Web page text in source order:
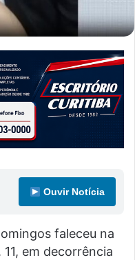
Ouvir Notícia
faleceu na
em decorrência